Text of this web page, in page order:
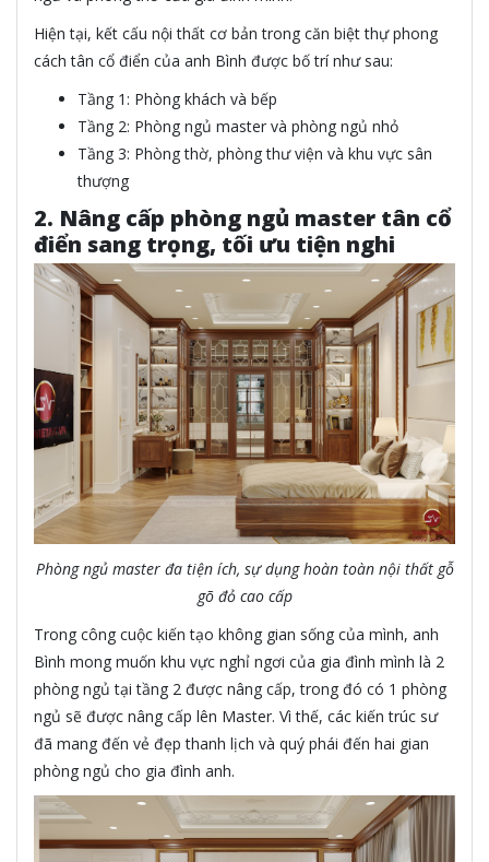
Hiện tại, kết cấu nội thất cơ bản trong căn biệt thự phong
cách tân cổ điển của anh Bình được bố trí như sau:
Tầng 1: Phòng khách và bếp
Tầng 2: Phòng ngủ master và phòng ngủ nhỏ
Tầng 3: Phòng thờ, phòng thư viện và khu vực sân
thượng
2. Nâng cấp phòng ngủ master tân cổ
điển sang trọng, tối ưu tiện nghi
Phòng ngủ master đa tiện ích, sự dụng hoàn toàn nội thất gỗ
gõ đỏ cao cấp
Trong công cuộc kiến tạo không gian sống của mình, anh
Bình mong muốn khu vực nghỉ ngơi của gia đình mình là 2
phòng ngủ tại tầng 2 được nâng cấp, trong đó có 1 phòng
ngủ sẽ được nâng cấp lên Master. Vì thế, các kiến trúc sư
đã mang đến vẻ đẹp thanh lịch và quý phái đến hai gian
phòng ngủ cho gia đình anh.